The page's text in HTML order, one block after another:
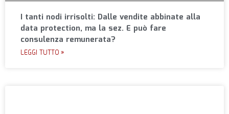
I tanti nodi irrisolti: Dalle vendite abbinate alla
data protection, ma la sez. E può fare
consulenza remunerata?
LEGGI TUTTO »